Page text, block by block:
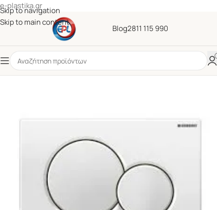
e-plastika.gr
Skip to navigation
Skip to main content
Blog2811 115 990